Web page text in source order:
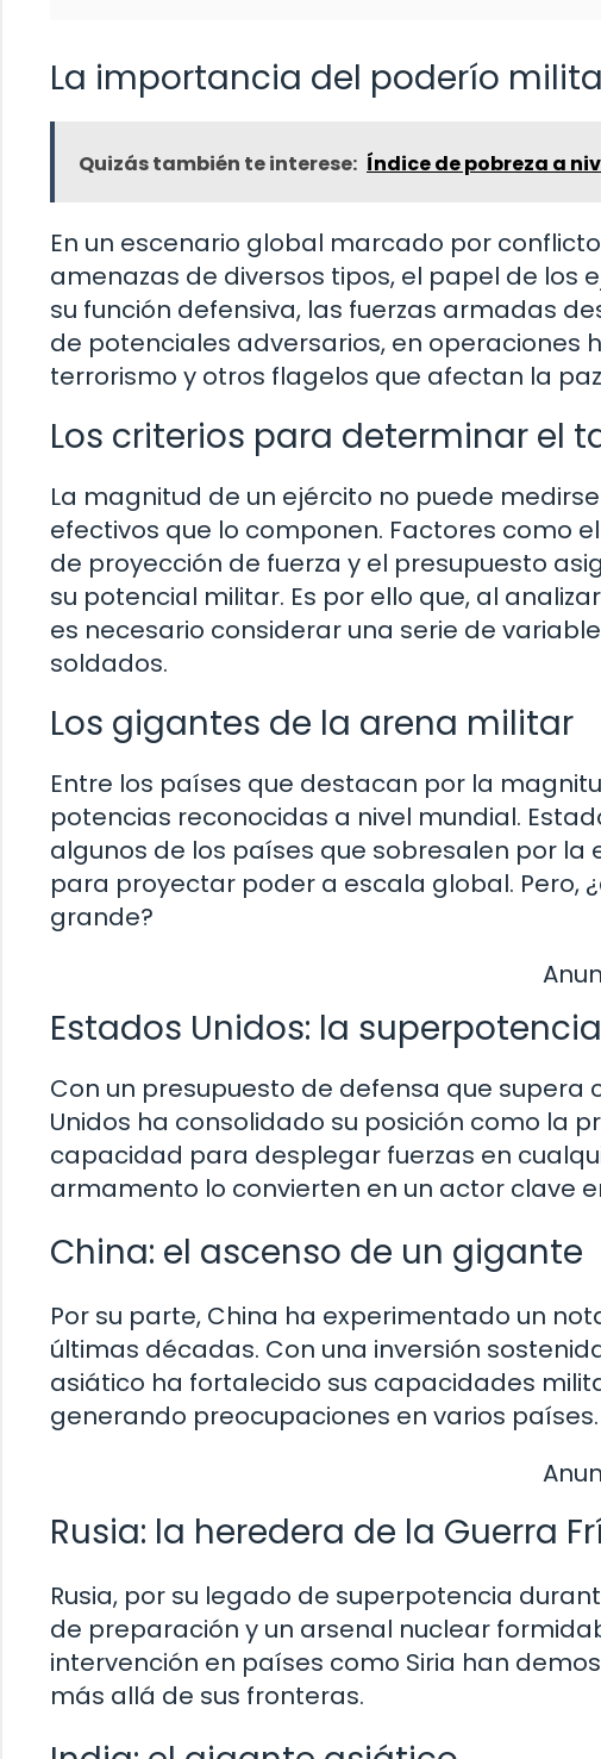
La importancia del poderío
Quizás también te interese: Índice de pobreza a
En un escenario global marcado por
amenazas de diversos tipos, el papel de los
su función defensiva, las fuerzas armadas
de potenciales adversarios, en operaciones
terrorismo y otros flagelos que afectan la
Los criterios para determinar el
La magnitud de un ejército no puede
efectivos que lo componen. Factores como
de proyección de fuerza y el presupuesto
su potencial militar. Es por ello que, al
es necesario considerar una serie de
soldados.
Los gigantes de la arena militar
Entre los países que destacan por la
potencias reconocidas a nivel mundial.
algunos de los países que sobresalen por
para proyectar poder a escala global. Pero,
grande?
Estados Unidos: la
Con un presupuesto de defensa que supera
Unidos ha consolidado su posición como la
capacidad para desplegar fuerzas en
armamento lo convierten en un actor clave
China: el ascenso de un gigante
Por su parte, China ha experimentado un
últimas décadas. Con una inversión
asiático ha fortalecido sus capacidades
generando preocupaciones en varios países.
Rusia: la heredera de la Guerra
Rusia, por su legado de superpotencia
de preparación y un arsenal nuclear
intervención en países como Siria han
más allá de sus fronteras.